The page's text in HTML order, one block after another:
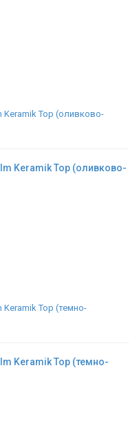
Keramik Top (оливково-
Keramik Top (темно-